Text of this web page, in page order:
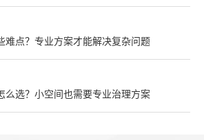
难点？专业方案才能解决复杂问题
么选？小空间也需要专业治理方案